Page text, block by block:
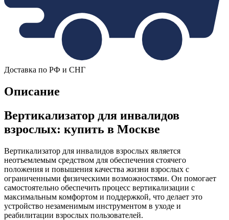
Доставка по РФ и СНГ
Описание
Вертикализатор для инвалидов
взрослых: купить в Москве
Вертикализатор для инвалидов взрослых является
неотъемлемым средством для обеспечения стоячего
положения и повышения качества жизни взрослых с
ограниченными физическими возможностями. Он помогает
самостоятельно обеспечить процесс вертикализации с
максимальным комфортом и поддержкой, что делает это
устройство незаменимым инструментом в уходе и
реабилитации взрослых пользователей.